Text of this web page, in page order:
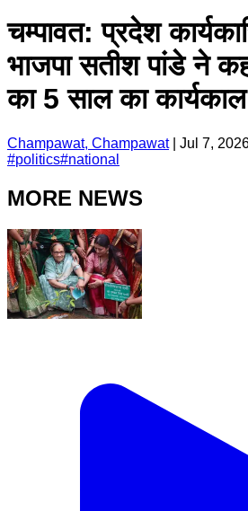
चम्पावत: प्रदेश
भाजपा सतीश पांडे ने
का 5 साल का
Champawat, Champawat| Jul 7,
#politics#national
MORE NEWS